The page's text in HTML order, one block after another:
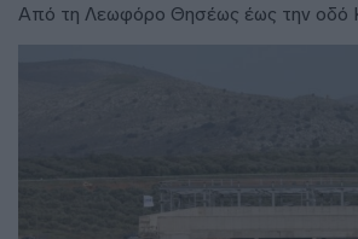
Από τη Λεωφόρο Θησέως έως την οδό